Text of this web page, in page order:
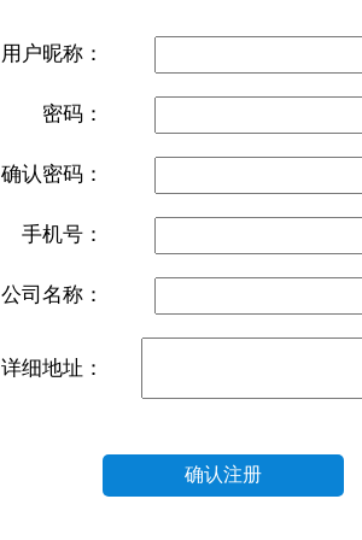
用户昵称：
密码：
确认密码：
手机号：
公司名称：
详细地址：